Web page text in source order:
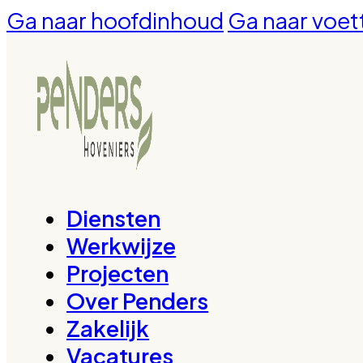
Ga naar hoofdinhoud Ga naar
Diensten
Werkwijze
Projecten
Over Penders
Zakelijk
Vacatures